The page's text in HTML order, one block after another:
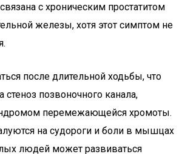
с хроническим простатитом
железы, хотя этот симптом не
после длительной ходьбы, что
позвоночного канала,
перемежающейся хромоты.
на судороги и боли в мышцах
людей может развиваться